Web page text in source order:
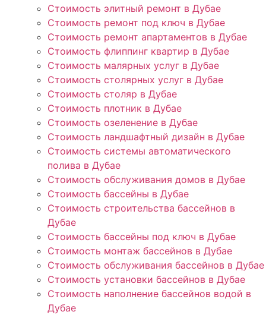
Стоимость элитный ремонт в Дубае
Стоимость ремонт под ключ в Дубае
Стоимость ремонт апартаментов в Дубае
Стоимость флиппинг квартир в Дубае
Стоимость малярных услуг в Дубае
Стоимость столярных услуг в Дубае
Стоимость столяр в Дубае
Стоимость плотник в Дубае
Стоимость озеленение в Дубае
Стоимость ландшафтный дизайн в Дубае
Стоимость системы автоматического
полива в Дубае
Стоимость обслуживания домов в Дубае
Стоимость бассейны в Дубае
Стоимость строительства бассейнов в
Дубае
Стоимость бассейны под ключ в Дубае
Стоимость монтаж бассейнов в Дубае
Стоимость обслуживания бассейнов в Дубае
Стоимость установки бассейнов в Дубае
Стоимость наполнение бассейнов водой в
Дубае